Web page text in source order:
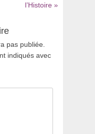
l’Histoire »
pas publiée.
indiqués avec